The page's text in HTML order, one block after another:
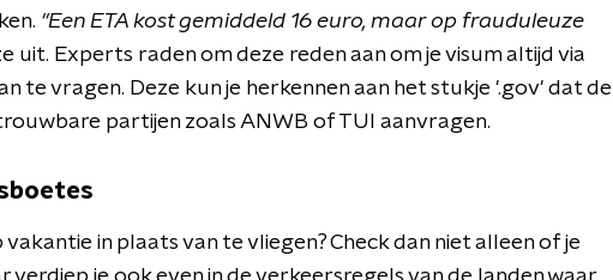
"Een ETA kost gemiddeld 16 euro, maar op frauduleuze
uit. Experts raden om deze reden aan om je visum altijd via
te vragen. Deze kun je herkennen aan het stukje '.gov' dat de
partijen zoals ANWB of TUI aanvragen.
in plaats van te vliegen? Check dan niet alleen of je